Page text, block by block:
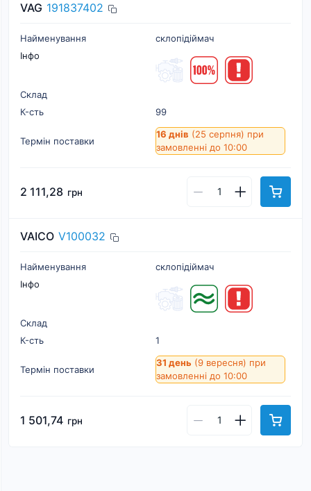
VAG 191837402
Найменування
склопідіймач
Інфо
Склад
К-cть
99
Термін поставки
16 днів (25 серпня) при
замовленні до 10:00
2 111,28 грн
VAICO V100032
Найменування
склопідіймач
Інфо
Склад
К-cть
1
Термін поставки
31 день (9 вересня) при
замовленні до 10:00
1 501,74 грн